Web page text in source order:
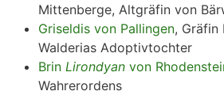
Mittenberge, Altgräfin von
Griseldis von Pallingen, Gräfin
Walderias Adoptivtochter
Brin Lirondyan von
Wahrerordens